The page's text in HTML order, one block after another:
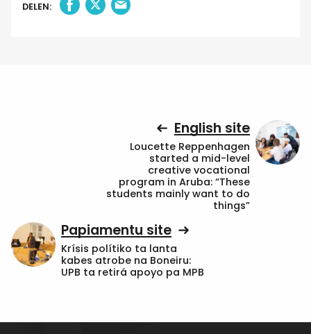
DELEN:
English site
Loucette Reppenhagen
started a mid-level
creative vocational
program in Aruba: “These
students mainly want to do
things”
Papiamentu site
Krísis polítiko ta lanta
kabes atrobe na Boneiru:
UPB ta retirá apoyo pa MPB